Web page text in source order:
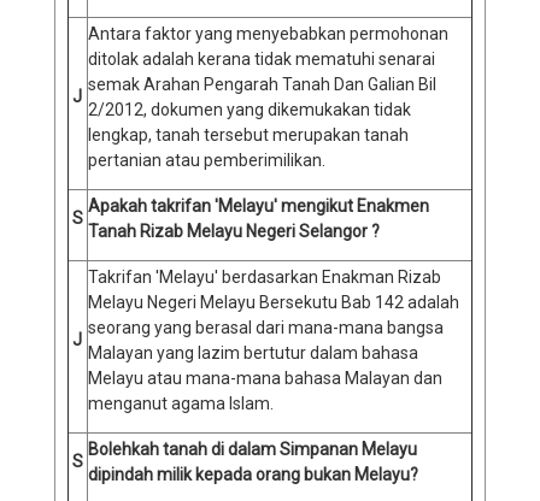
J
Antara faktor yang menyebabkan permohonan
ditolak adalah kerana tidak mematuhi senarai
semak Arahan Pengarah Tanah Dan Galian Bil
2/2012, dokumen yang dikemukakan tidak
lengkap, tanah tersebut merupakan tanah
pertanian atau pemberimilikan.
S
Apakah takrifan 'Melayu' mengikut Enakmen
Tanah Rizab Melayu Negeri Selangor ?
J
Takrifan 'Melayu' berdasarkan Enakman Rizab
Melayu Negeri Melayu Bersekutu Bab 142 adalah
seorang yang berasal dari mana-mana bangsa
Malayan yang lazim bertutur dalam bahasa
Melayu atau mana-mana bahasa Malayan dan
menganut agama Islam.
S
Bolehkah tanah di dalam Simpanan Melayu
dipindah milik kepada orang bukan Melayu?